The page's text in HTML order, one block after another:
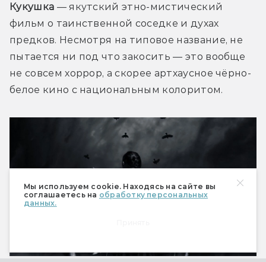
Мы используем cookie. Находясь на сайте вы
соглашаетесь на обработку персональных
данных.
Кукушка — якутский этно-мистический
фильм о таинственной соседке и духах
предков. Несмотря на типовое название, не
пытается ни под что закосить — это вообще
не совсем хоррор, а скорее артхаусное чёрно-
белое кино с национальным колоритом.